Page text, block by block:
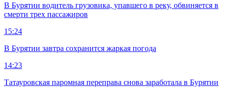
В Бурятии водитель грузовика, упавшего в реку, обвиняется в
смерти трех пассажиров
15:24
В Бурятии завтра сохранится жаркая погода
14:23
Татауровская паромная переправа снова заработала в Бурятии